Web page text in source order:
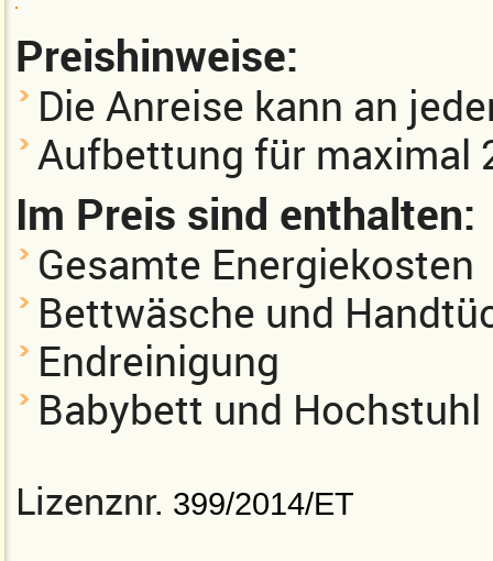
Preishinweise:
Die Anreise kann an
Aufbettung für maximal
Im Preis sind enthalten:
Gesamte Energiekosten
Bettwäsche und
Endreinigung
Babybett und Hochstuhl
Lizenznr. 399/2014/ET